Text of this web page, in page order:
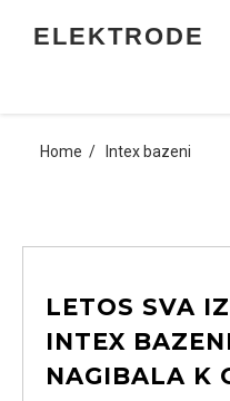
ELEKTRODE
Home Intex bazeni
LETOS SVA
INTEX
NAGIBALA K